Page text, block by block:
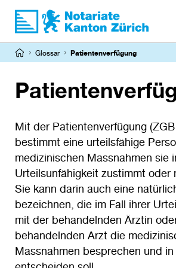
Direkt
zum
Pfadnavigation
Glossar Patientenverfügung
Mit der Patientenverfügung
bestimmt eine urteilsfähige
medizinischen Massnahmen sie
Urteilsunfähigkeit zustimmt oder
Sie kann darin auch eine
bezeichnen, die im Fall ihrer
mit der behandelnden Ärztin
behandelnden Arzt die
Massnahmen besprechen und